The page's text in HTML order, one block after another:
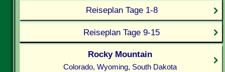
Reiseplan Tage 1-8
Reiseplan Tage 9-15
Rocky Mountain
Colorado, Wyoming, South Dakota